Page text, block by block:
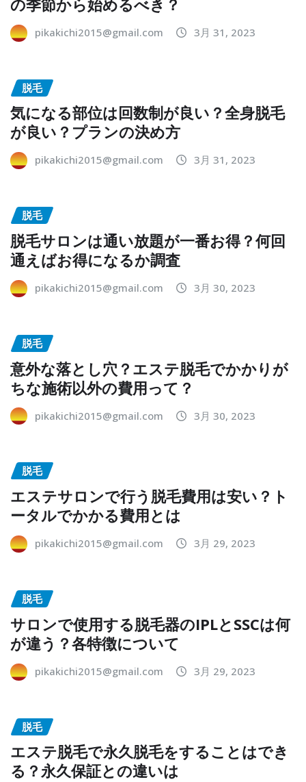
pikakichi2015@gmail.com 3月 31, 2023
脱毛
気になる部位は回数制が良い？全身脱毛
が良い？プランの決め方
pikakichi2015@gmail.com 3月 31, 2023
脱毛
脱毛サロンは通い放題が一番お得？何回
通えばお得になるか調査
pikakichi2015@gmail.com 3月 30, 2023
脱毛
意外な落とし穴？エステ脱毛でかかりが
ちな施術以外の費用って？
pikakichi2015@gmail.com 3月 30, 2023
脱毛
エステサロンで行う脱毛費用は安い？ト
ータルでかかる費用とは
pikakichi2015@gmail.com 3月 29, 2023
脱毛
サロンで使用する脱毛器のIPLとSSCは何
が違う？各特徴について
pikakichi2015@gmail.com 3月 29, 2023
脱毛
エステ脱毛で永久脱毛をすることはでき
る？永久保証との違いは